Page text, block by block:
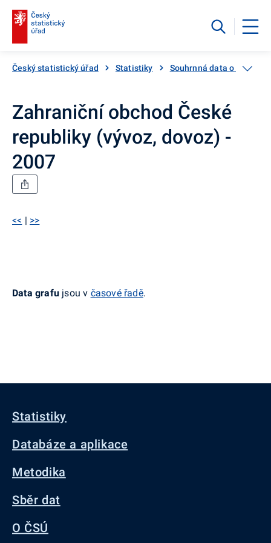
Český statistický úřad Statistiky Souhrnná data o Česku
Zahraniční obchod České
republiky (vývoz, dovoz) -
2007
<< | >>
Data grafu jsou v časové řadě.
Statistiky
Databáze a aplikace
Metodika
Sběr dat
O ČSÚ